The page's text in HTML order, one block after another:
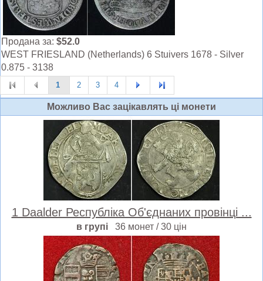
Продана за: $52.0
WEST FRIESLAND (Netherlands) 6 Stuivers 1678 - Silver
0.875 - 3138
1 2 3 4
Можливо Вас зацiкавлять цi монети
1 Daalder Республіка Об'єднаних провінці ...
в групі 36 монет / 30 цін